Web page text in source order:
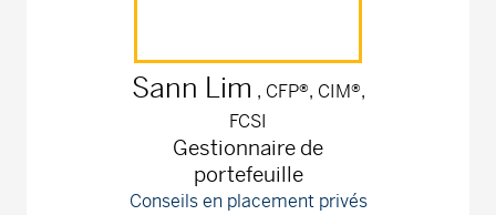
Sann Lim , CFP®, CIM®,
FCSI
Gestionnaire de
portefeuille
Conseils en placement privés